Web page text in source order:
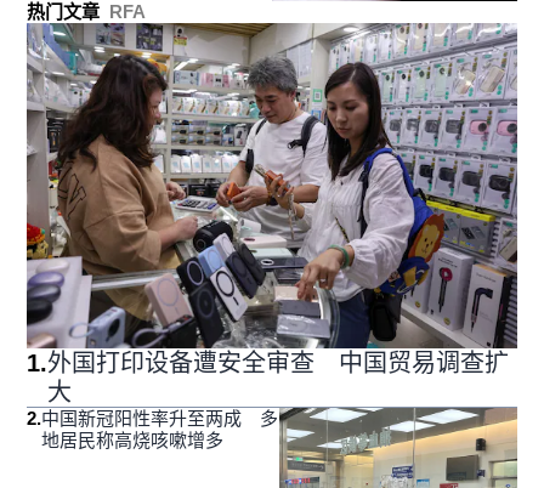
热门文章 RFA
1.外国打印设备遭安全审查 中国贸易调查扩
大
2.中国新冠阳性率升至两成 多
地居民称高烧咳嗽增多